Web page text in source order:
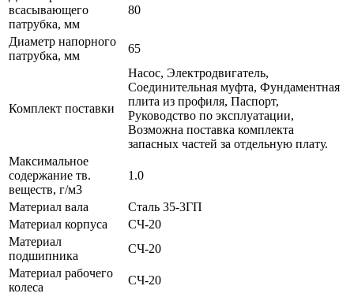
всасывающего
патрубка, мм
80
Диаметр напорного
патрубка, мм
65
Комплект поставки
Насос, Электродвигатель,
Соединительная муфта, Фундаментная
плита из профиля, Паспорт,
Руководство по эксплуатации,
Возможна поставка комплекта
запасных частей за отдельную плату.
Максимальное
содержание тв.
веществ, г/м3
1.0
Материал вала
Сталь 35-3ГП
Материал корпуса
СЧ-20
Материал
подшипника
СЧ-20
Материал рабочего
колеса
СЧ-20